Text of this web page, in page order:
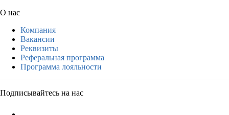
О нас
Компания
Вакансии
Реквизиты
Реферальная программа
Программа лояльности
Подписывайтесь на нас